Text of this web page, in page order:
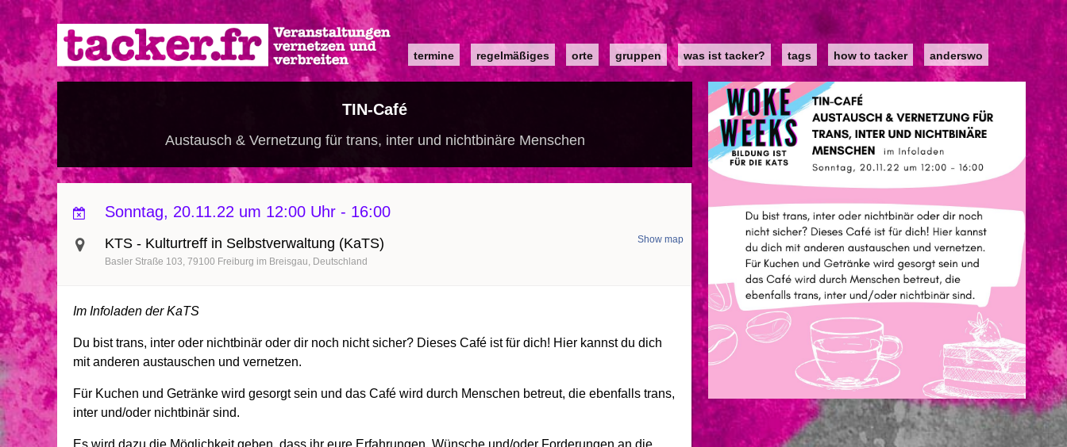
Direkt
zum
Inhalt
Main
navigation
termine regelmäßiges orte gruppen was ist tacker? tags how to tacker anderswo
TIN-Café
Austausch & Vernetzung für trans, inter und nichtbinäre Menschen
Sonntag, 20.11.22 um 12:00 Uhr - 16:00
KTS - Kulturtreff in Selbstverwaltung (KaTS)
Basler Straße 103 79100 Freiburg im Breisgau Deutschland
Show map
Im Infoladen der KaTS
Du bist trans, inter oder nichtbinär oder dir noch nicht sicher? Dieses Café ist für dich! Hier kannst du dich
mit anderen austauschen und vernetzen.
Für Kuchen und Getränke wird gesorgt sein und das Café wird durch Menschen betreut, die ebenfalls trans,
inter und/oder nichtbinär sind.
Es wird dazu die Möglichkeit geben, dass ihr eure Erfahrungen, Wünsche und/oder Forderungen an die